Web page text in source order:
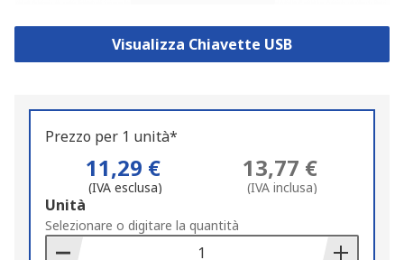
Visualizza Chiavette USB
Prezzo per 1 unità*
11,29 €
(IVA esclusa)
13,77 €
(IVA inclusa)
Add
to
Basket
Unità
Selezionare o digitare la quantità